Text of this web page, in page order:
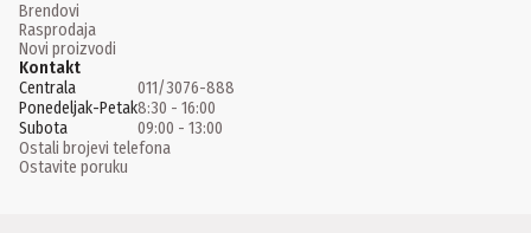
Brendovi
Rasprodaja
Novi proizvodi
Kontakt
Centrala
011/3076-888
Ponedeljak-Petak8:30 - 16:00
Subota
09:00 - 13:00
Ostali brojevi telefona
Ostavite poruku